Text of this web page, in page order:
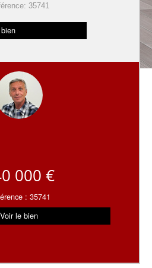
35741
000 €
: 35741
Voir le bien